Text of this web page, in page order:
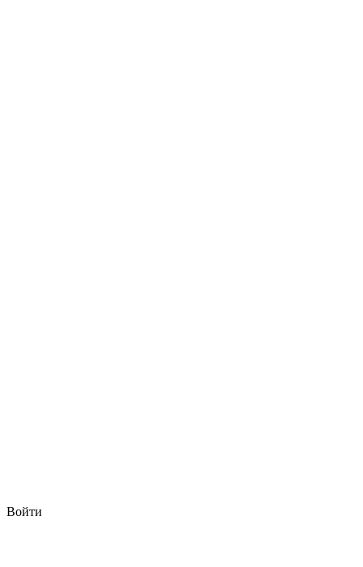
Войти